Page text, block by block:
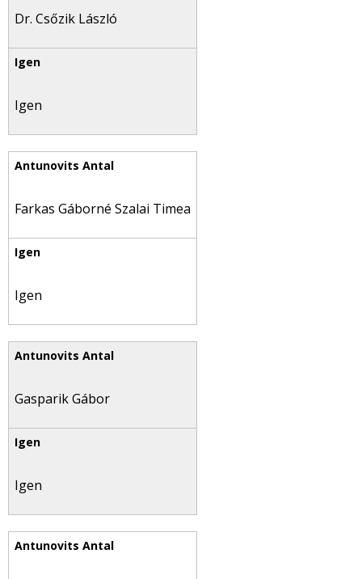
Dr. Csőzik László
Igen
Farkas Gáborné Szalai Timea
Igen
Gasparik Gábor
Igen